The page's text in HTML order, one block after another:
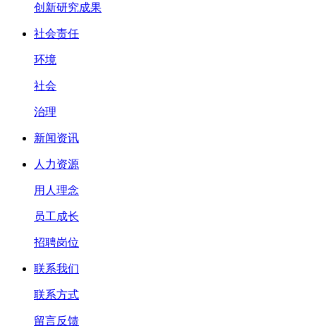
创新研究成果
社会责任
环境
社会
治理
新闻资讯
人力资源
用人理念
员工成长
招聘岗位
联系我们
联系方式
留言反馈